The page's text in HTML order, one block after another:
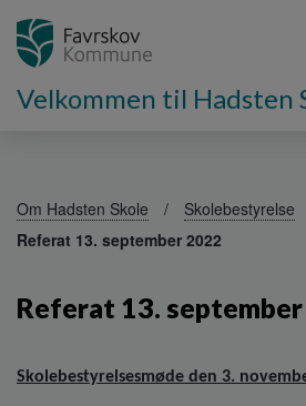
Velkommen til Hadsten
Om Hadsten Skole Skolebestyrelse
Referat 13. september 2022
Referat 13.
Skolebestyrelsesmøde den 3.